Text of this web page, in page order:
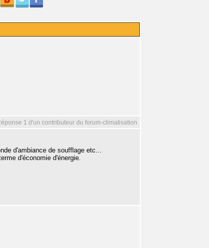
1 d'un contributeur du forum-climatisation
d'ambiance de soufflage etc...
d'économie d'énergie.